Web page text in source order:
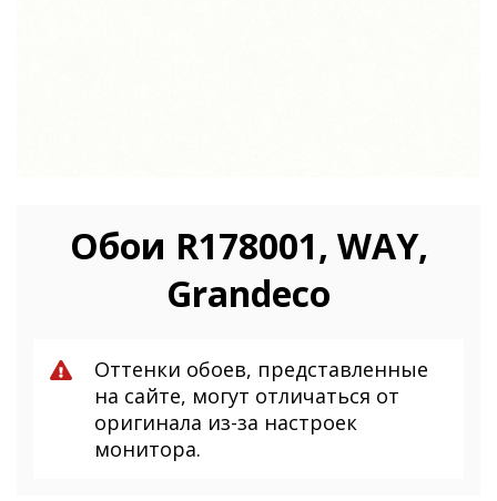
Обои R178001, WAY,
Grandeco
Оттенки обоев, представленные
на сайте, могут отличаться от
оригинала из-за настроек
монитора.